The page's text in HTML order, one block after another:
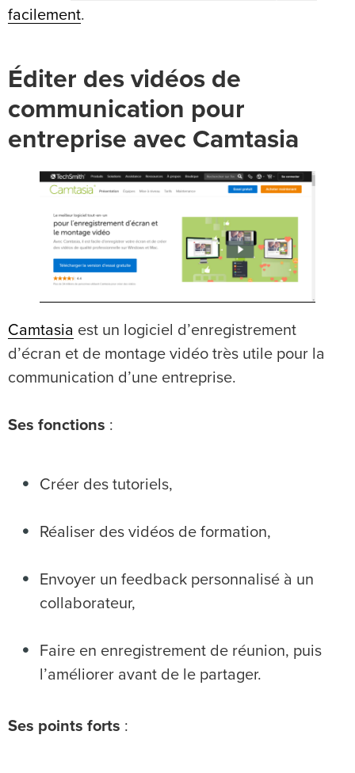
facilement.
Éditer des vidéos de
communication pour
entreprise avec Camtasia
Camtasia est un logiciel d’enregistrement
d’écran et de montage vidéo très utile pour la
communication d’une entreprise.
Ses fonctions :
Créer des tutoriels,
Réaliser des vidéos de formation,
Envoyer un feedback personnalisé à un
collaborateur,
Faire en enregistrement de réunion, puis
l’améliorer avant de le partager.
Ses points forts :